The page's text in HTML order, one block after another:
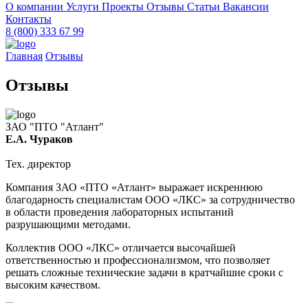
О компании Услуги Проекты Отзывы Статьи Вакансии
Контакты
8 (800) 333 67 99
Главная Отзывы
Отзывы
ЗАО "ПТО "Атлант"
Е.А. Чураков
Тех. директор
Компания ЗАО «ПТО «Атлант» выражает искреннюю
благодарность специалистам ООО «ЛКС» за сотрудничество
в области проведения лабораторных испытаний
разрушающими методами.
Коллектив ООО «ЛКС» отличается высочайшей
ответственностью и профессионализмом, что позволяет
решать сложные технические задачи в кратчайшие сроки с
высоким качеством.